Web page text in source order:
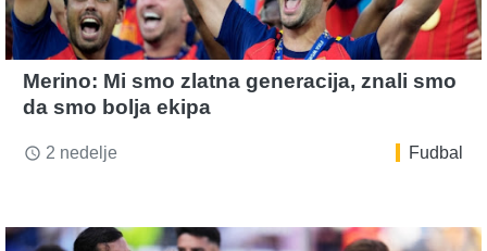
Merino: Mi smo zlatna generacija, znali smo
da smo bolja ekipa
access_time 2 nedelje Fudbal